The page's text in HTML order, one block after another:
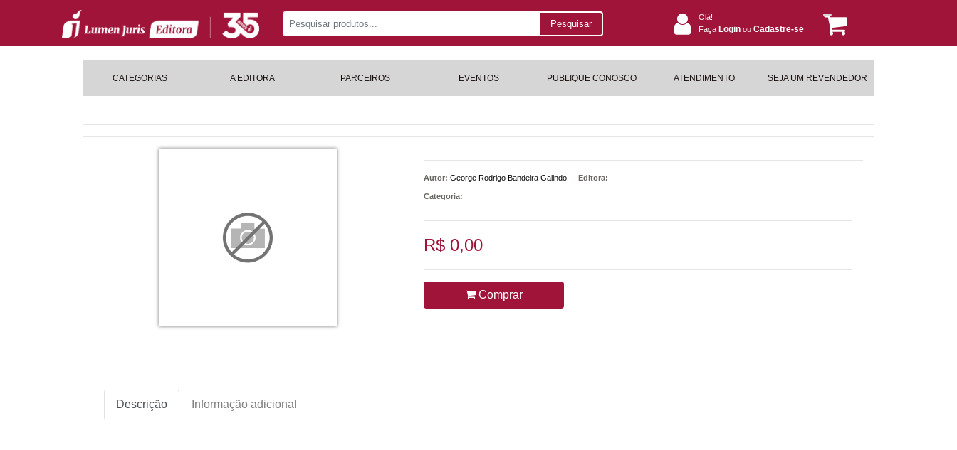
Pesquisar
Olá!
Faça Login ou Cadastre-se
CATEGORIAS A EDITORA PARCEIROS EVENTOS PUBLIQUE CONOSCO ATENDIMENTO SEJA UM REVENDEDOR
Autor: George Rodrigo Bandeira Galindo | Editora:
Categoria:
R$ 0,00
Comprar
Descrição Informação adicional